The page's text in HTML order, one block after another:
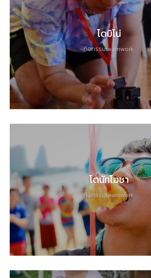
โดมิโน่
กิจกรรมteamwork
โดนัทโอชา
กิจกรรมteamwork